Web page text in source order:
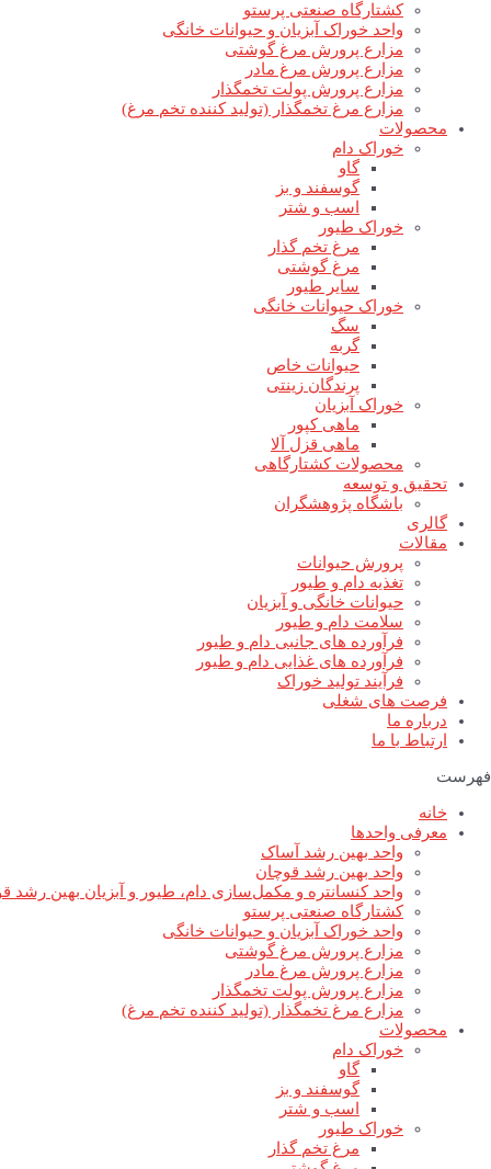
کشتارگاه صنعتی پرستو
واحد خوراک آبزیان و حیوانات خانگی
مزارع پرورش مرغ گوشتی
مزارع پرورش مرغ مادر
مزارع پرورش پولت تخمگذار
مزارع مرغ تخمگذار (تولید کننده تخم مرغ)
محصولات
خوراک دام
گاو
گوسفند و بز
اسب و شتر
خوراک طیور
مرغ تخم گذار
مرغ گوشتی
سایر طیور
خوراک حیوانات خانگی
سگ
گربه
حیوانات خاص
پرندگان زینتی
خوراک آبزیان
ماهی کپور
ماهی قزل آلا
محصولات کشتارگاهی
تحقیق و توسعه
باشگاه پژوهشگران
گالری
مقالات
پرورش حیوانات
تغذیه دام و طیور
حیوانات خانگی و آبزیان
سلامت دام و طیور
فرآورده های جانبی دام و طیور
فرآورده های غذایی دام و طیور
فرآیند تولید خوراک
فرصت های شغلی
درباره ما
ارتباط با ما
فهرست
خانه
معرفی واحدها
واحد بهین رشد آساک
واحد بهین رشد قوچان
واحد کنسانتره و مکمل‌سازی دام، طیور و آبزیان بهین رشد
کشتارگاه صنعتی پرستو
واحد خوراک آبزیان و حیوانات خانگی
مزارع پرورش مرغ گوشتی
مزارع پرورش مرغ مادر
مزارع پرورش پولت تخمگذار
مزارع مرغ تخمگذار (تولید کننده تخم مرغ)
محصولات
خوراک دام
گاو
گوسفند و بز
اسب و شتر
خوراک طیور
مرغ تخم گذار